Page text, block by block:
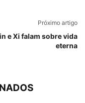
Próximo artigo
e Xi falam sobre vida
eterna